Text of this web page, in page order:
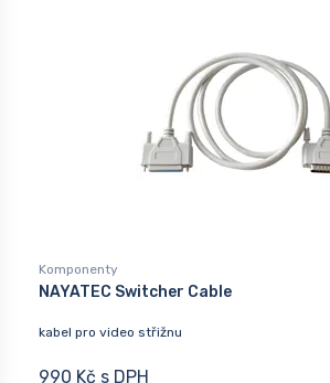
Komponenty
NAYATEC Switcher Cable
kabel pro video střižnu
990 Kč s DPH